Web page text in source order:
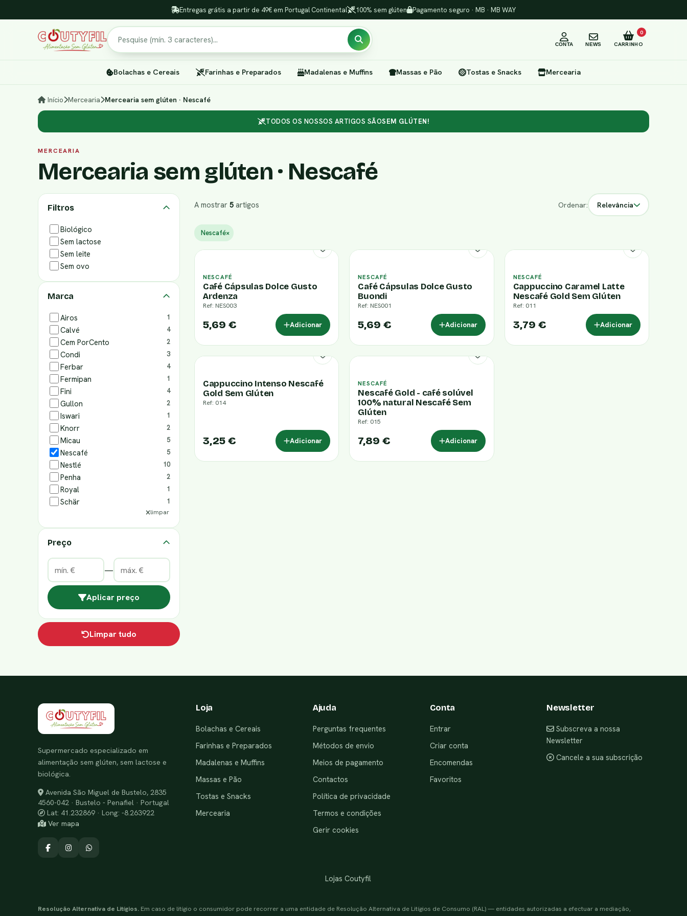
Entregas grátis a partir de 49€ em Portugal Continental 100% sem glúten Pagamento seguro · MB · MB WAY
Pesquisar
CONTA NEWS CARRINHO
0
Bolachas e Cereais Farinhas e Preparados Madalenas e Muffins Massas e Pão Tostas e Snacks Mercearia
Início Mercearia Mercearia sem glúten · Nescafé
TODOS OS NOSSOS ARTIGOS SÃOSEM GLÚTEN!
MERCEARIA
Mercearia sem glúten · Nescafé
Filtros
Biológico
Sem lactose
Sem leite
Sem ovo
Marca
Airos 1
Calvé 4
Cem PorCento 2
Condi 3
Ferbar 4
Fermipan 1
Fini 4
Gullon 2
Iswari 1
Knorr 2
Micau 5
Nescafé 5
Nestlé 10
Penha 2
Royal 1
Schär 1
limpar
Preço
—
Aplicar preço
Limpar tudo
A mostrar 5 artigos Ordenar: Relevância
Nescafé×
NESCAFÉ
Café Cápsulas Dolce Gusto
Ardenza
Ref: NES003
5,69 € Adicionar
NESCAFÉ
Café Cápsulas Dolce Gusto
Buondi
Ref: NES001
5,69 € Adicionar
NESCAFÉ
Cappuccino Caramel Latte
Nescafé Gold Sem Glúten
Ref: 011
3,79 € Adicionar
Cappuccino Intenso Nescafé
Gold Sem Glúten
Ref: 014
3,25 € Adicionar
NESCAFÉ
Nescafé Gold - café solúvel
100% natural Nescafé Sem
Glúten
Ref: 015
7,89 € Adicionar
Supermercado especializado em
alimentação sem glúten, sem lactose e
biológica.
Avenida São Miguel de Bustelo, 2835
4560-042 · Bustelo - Penafiel · Portugal
Lat: 41.232869 · Long: -8.263922
Ver mapa
Loja
Bolachas e Cereais
Farinhas e Preparados
Madalenas e Muffins
Massas e Pão
Tostas e Snacks
Mercearia
Ajuda
Perguntas frequentes
Métodos de envio
Meios de pagamento
Contactos
Política de privacidade
Termos e condições
Gerir cookies
Conta
Entrar
Criar conta
Encomendas
Favoritos
Newsletter
Subscreva a nossa
Newsletter
Cancele a sua subscrição
Lojas Coutyfil
Resolução Alternativa de Litígios. Em caso de litígio o consumidor pode recorrer a uma entidade de Resolução Alternativa de Litígios de Consumo (RAL) — entidades autorizadas a efectuar a mediação,